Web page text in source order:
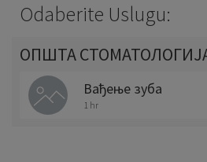
Odaberite Uslugu:
ОПШТА
Вађење зуба
1 hr